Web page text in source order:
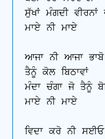
ਸੁੱਖਾਂ ਮੰਗਦੀ
ਮਾਏ ਨੀ ਮਾਏ
ਆਜਾ ਨੀ ਆਜਾ
ਤੈਨੂੰ ਕੋਲ ਬਿਠਾਵਾਂ
ਮੰਦਾ ਚੰਗਾ ਜੋ ਤੈਨੂੰ
ਮਾਏ ਨੀ ਮਾਏ
ਵਿਦਾ ਕਰੋ ਨੀ